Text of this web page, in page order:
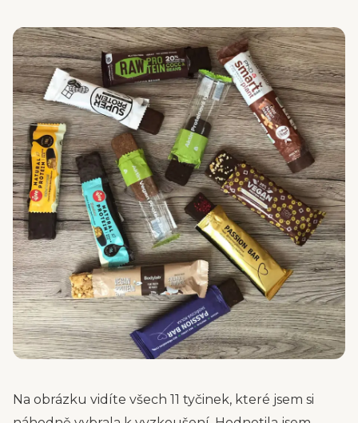
Na obrázku vidíte všech 11 tyčinek, které jsem si